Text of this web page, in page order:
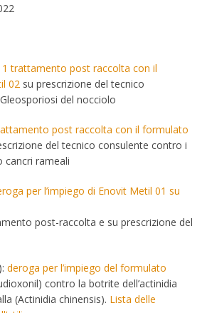
trattamento post raccolta con il
02 su prescrizione del tecnico
del nocciolo
post raccolta con il formulato
del tecnico consulente contro i
cancri rameali
per l’impiego di Enovit Metil 01 su
post-raccolta e su prescrizione del
deroga per l’impiego del formulato
contro la botrite dell’actinidia
(Actinidia chinensis). Lista delle